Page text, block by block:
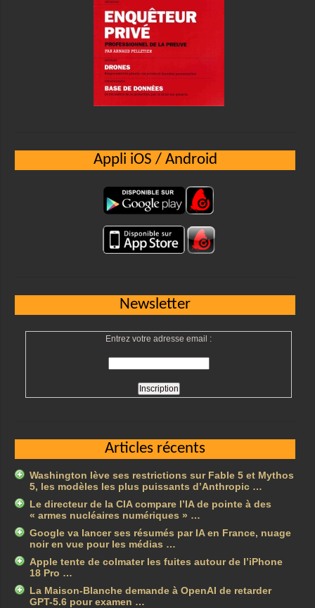
Appli iOS / Android
Newsletter
Entrez votre adresse email :
Articles récents
Washington lève ses restrictions sur Fable 5 et Mythos
5, les modèles les plus puissants d’Anthropic …
Le directeur de la CIA compare l’IA de pointe à des
« armes nucléaires numériques » …
Google va lancer ses résumés par IA en France, nuage
noir en vue pour les médias …
Apple tente de colmater les fuites autour de l’iPhone
18 Pro …
La Maison-Blanche demande à OpenAI de retarder
GPT-5.6 pour examen …